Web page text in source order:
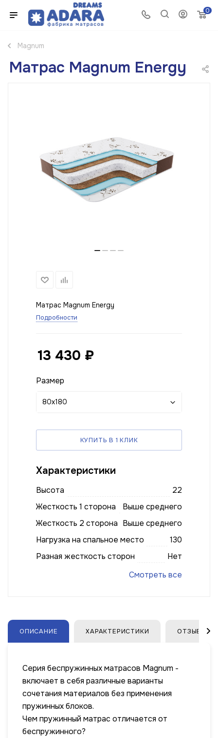
0
Magnum
Матрас Magnum Energy
Матрас Magnum Energy
Подробности
13 430 ₽
Размер
80x180
КУПИТЬ В 1 КЛИК
Характеристики
Высота
22
Жесткость 1 сторона
Выше среднего
Жесткость 2 сторона Выше среднего
Нагрузка на спальное место
130
Разная жесткость сторон
Нет
Смотреть все
ОПИСАНИЕ ХАРАКТЕРИСТИКИ ОТЗЫВЫ (1)
Серия беспружинных матрасов Magnum -
включает в себя различные варианты
сочетания материалов без применения
пружинных блоков.
Чем пружинный матрас отличается от
беспружинного?